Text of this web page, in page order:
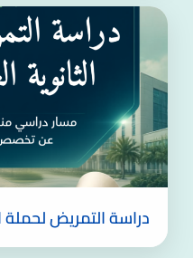
دراسة التمريض لحملة